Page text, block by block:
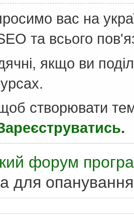
вас на
та всього
якщо ви
створювати
.
форум
для